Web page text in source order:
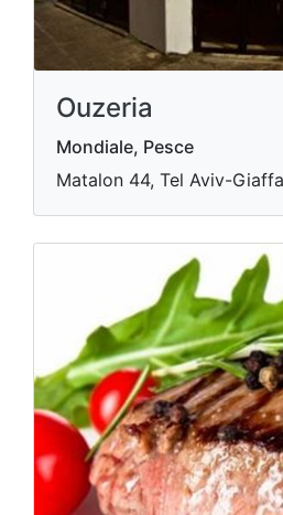
Ouzeria
Mondiale, Pesce
Matalon 44, Tel Aviv-Giaffa